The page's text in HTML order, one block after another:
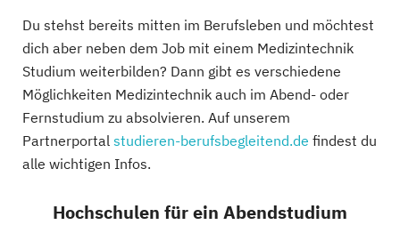
Du stehst bereits mitten im Berufsleben und möchtest
dich aber neben dem Job mit einem Medizintechnik
Studium weiterbilden? Dann gibt es verschiedene
Möglichkeiten Medizintechnik auch im Abend- oder
Fernstudium zu absolvieren. Auf unserem
Partnerportal studieren-berufsbegleitend.de findest du
alle wichtigen Infos.
Hochschulen für ein Abendstudium